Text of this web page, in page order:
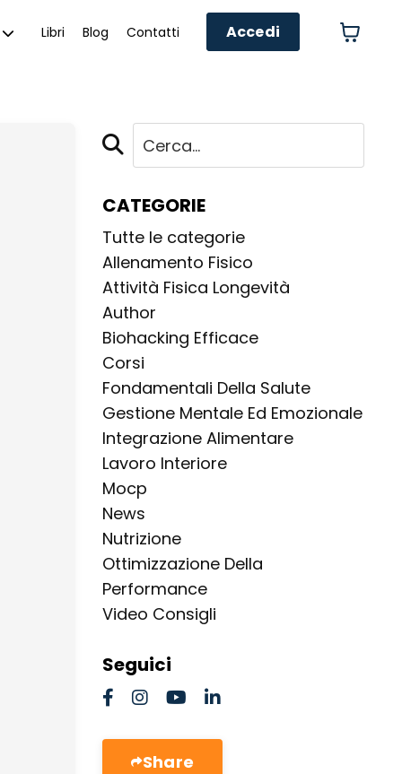
Libri Blog Contatti Accedi
CATEGORIE
Tutte le categorie
Allenamento Fisico
Attività Fisica Longevità
Author
Biohacking Efficace
Corsi
Fondamentali Della Salute
Gestione Mentale Ed Emozionale
Integrazione Alimentare
Lavoro Interiore
Mocp
News
Nutrizione
Ottimizzazione Della
Performance
Video Consigli
Seguici
Share